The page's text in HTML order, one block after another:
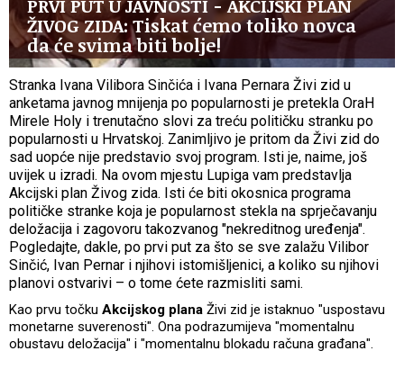
PRVI PUT U JAVNOSTI - AKCIJSKI PLAN
ŽIVOG ZIDA: Tiskat ćemo toliko novca
da će svima biti bolje!
Stranka Ivana Vilibora Sinčića i Ivana Pernara Živi zid u
anketama javnog mnijenja po popularnosti je pretekla OraH
Mirele Holy i trenutačno slovi za treću političku stranku po
popularnosti u Hrvatskoj. Zanimljivo je pritom da Živi zid do
sad uopće nije predstavio svoj program. Isti je, naime, još
uvijek u izradi. Na ovom mjestu Lupiga vam predstavlja
Akcijski plan Živog zida. Isti će biti okosnica programa
političke stranke koja je popularnost stekla na sprječavanju
deložacija i zagovoru takozvanog "nekreditnog uređenja".
Pogledajte, dakle, po prvi put za što se sve zalažu Vilibor
Sinčić, Ivan Pernar i njihovi istomišljenici, a koliko su njihovi
planovi ostvarivi – o tome ćete razmisliti sami.
Kao prvu točku Akcijskog plana Živi zid je istaknuo "uspostavu
monetarne suverenosti". Ona podrazumijeva "momentalnu
obustavu deložacija" i "momentalnu blokadu računa građana".